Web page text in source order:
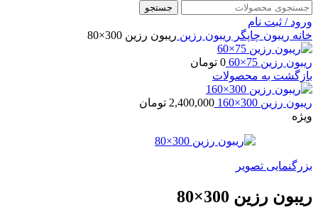
جستجو
ورود / ثبت نام
خانه ریبون چاپگر ریبون رزین ریبون رزین 300×80
ریبون رزین 75×60 0 تومان
بازگشت به محصولات
ریبون رزین 300×160 2,400,000 تومان
ویژه
بزرگنمایی تصویر
ریبون رزین 300×80